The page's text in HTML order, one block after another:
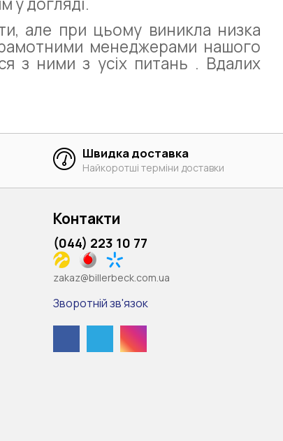
але при цьому виникла низка
менеджерами нашого
з ними з усіх питань . Вдалих
Швидка доставка
Найкоротші терміни доставки
Контакти
(044) 223 10 77
zakaz@billerbeck.com.ua
Зворотній зв'язок